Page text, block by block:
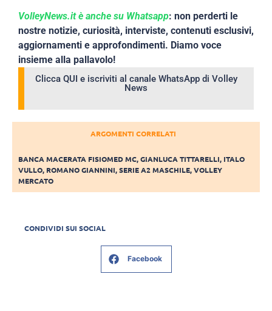
VolleyNews.it è anche su Whatsapp: non perderti le
nostre notizie, curiosità, interviste, contenuti esclusivi,
aggiornamenti e approfondimenti. Diamo voce
insieme alla pallavolo!
Clicca QUI e iscriviti al canale WhatsApp di Volley
News
ARGOMENTI CORRELATI
BANCA MACERATA FISIOMED MC,GIANLUCA TITTARELLI, ITALO
VULLO, ROMANO GIANNINI,SERIE A2 MASCHILE,VOLLEY
MERCATO
CONDIVIDI SUI SOCIAL
Facebook